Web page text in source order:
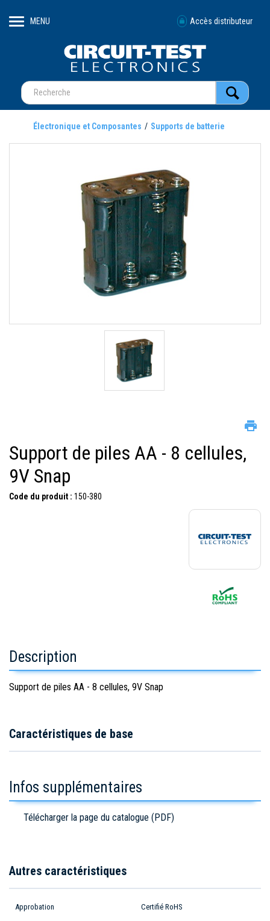
MENU Accès distributeur
Électronique et Composantes Supports de batterie
Support de piles AA - 8 cellules,
9V Snap
Code du produit : 150-380
Description
Support de piles AA - 8 cellules, 9V Snap
Caractéristiques de base
Infos supplémentaires
Télécharger la page du catalogue (PDF)
Autres caractéristiques
Approbation Certifié RoHS